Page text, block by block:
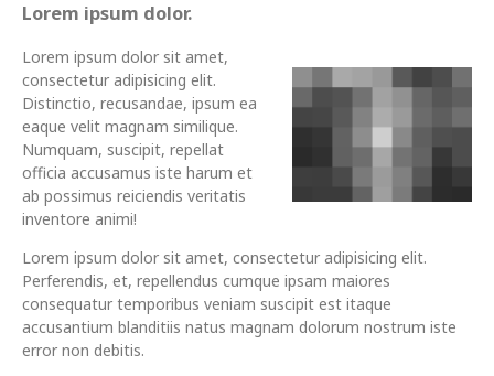
Lorem ipsum dolor.
Lorem ipsum dolor sit amet,
consectetur adipisicing elit.
Distinctio, recusandae, ipsum ea
eaque velit magnam similique.
Numquam, suscipit, repellat
officia accusamus iste harum et
ab possimus reiciendis veritatis
inventore animi!
Lorem ipsum dolor sit amet, consectetur adipisicing elit.
Perferendis, et, repellendus cumque ipsam maiores
consequatur temporibus veniam suscipit est itaque
accusantium blanditiis natus magnam dolorum nostrum iste
error non debitis.